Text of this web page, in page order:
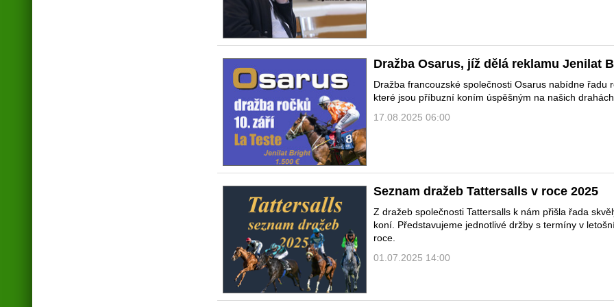
Dražba Osarus, jíž dělá reklamu Jenilat
Dražba francouzské společnosti Osarus nabídne řadu
které jsou příbuzní koním úspěšným na našich drahách.
17.08.2025 06:00
Seznam dražeb Tattersalls v roce 2025
Z dražeb společnosti Tattersalls k nám přišla řada
koní. Představujeme jednotlivé držby s termíny v
roce.
01.07.2025 14:00